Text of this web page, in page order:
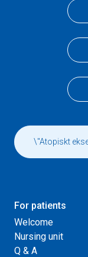
For patients
Welcome
Nursing unit
Q & A